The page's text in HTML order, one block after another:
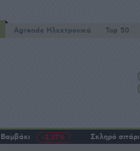
Agrenda Ηλεκτρονικά Top 50
Βαμβάκι -2,37% Σκληρό σιτάρι